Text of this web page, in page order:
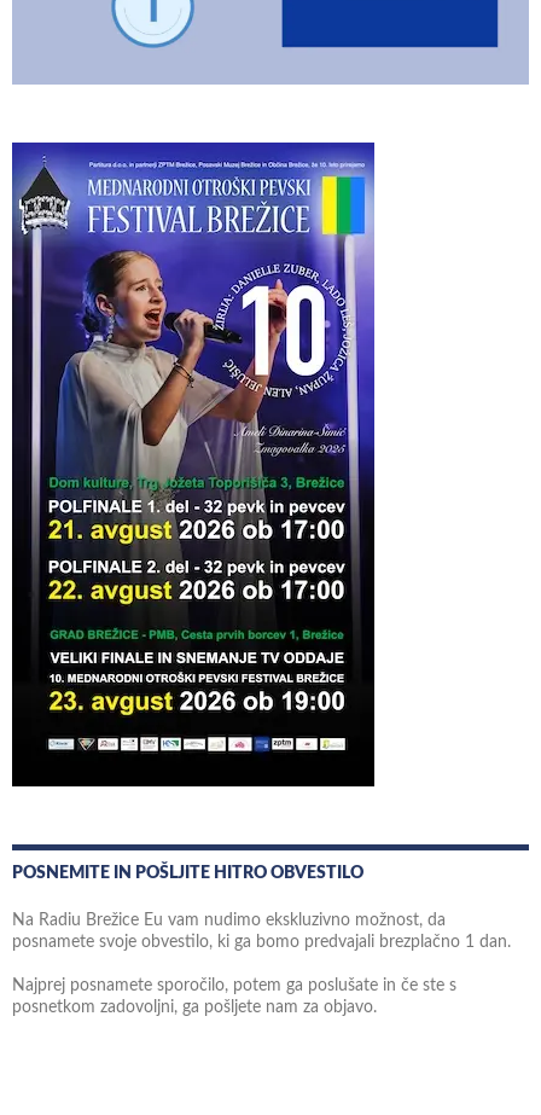
POSNEMITE IN POŠLJITE HITRO OBVESTILO
Na Radiu Brežice Eu vam nudimo ekskluzivno možnost, da
posnamete svoje obvestilo, ki ga bomo predvajali brezplačno 1 dan.
Najprej posnamete sporočilo, potem ga poslušate in če ste s
posnetkom zadovoljni, ga pošljete nam za objavo.